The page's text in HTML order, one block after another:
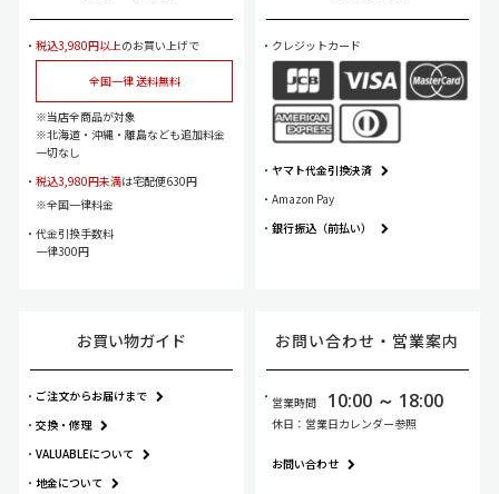
税込3,980円以上のお買い上げで
全国一律 送料無料
当店全商品が対象
北海道・沖縄・離島なども追加料金
一切なし
税込3,980円未満は宅配便630円
全国一律料金
代金引換手数料
一律300円
クレジットカード
ヤマト代金引換決済
Amazon Pay
銀行振込（前払い）
お買い物ガイド
ご注文からお届けまで
交換・修理
VALUABLEについて
地金について
お問い合わせ・ 営業案内
営業時間 10:00 ～ 18:00
休日：営業日カレンダー参照
お問い合わせ